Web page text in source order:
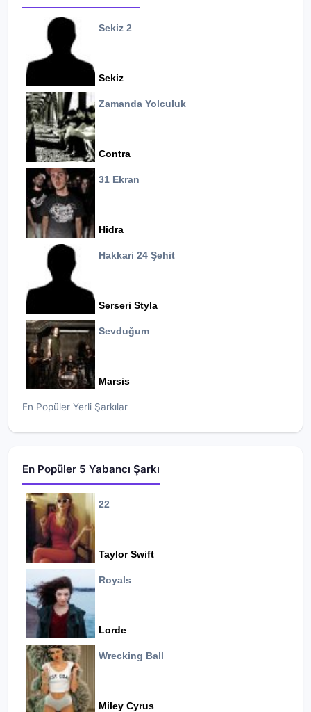
Sekiz 2
Sekiz
Zamanda Yolculuk
Contra
31 Ekran
Hidra
Hakkari 24 Şehit
Serseri Styla
Sevduğum
Marsis
En Popüler Yerli Şarkılar
En Popüler 5 Yabancı Şarkı
22
Taylor Swift
Royals
Lorde
Wrecking Ball
Miley Cyrus